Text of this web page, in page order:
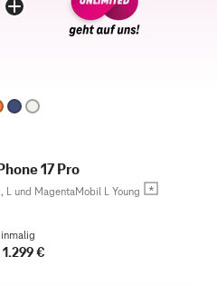
17 Pro
und MagentaMobil L Young
€